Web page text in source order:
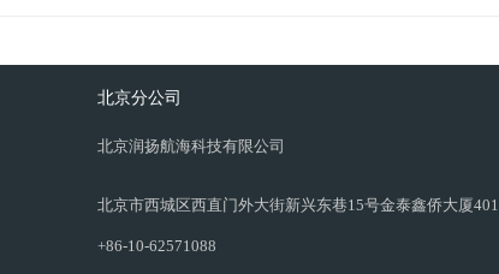
北京分公司
北京润扬航海科技有限公司
北京市西城区西直门外大街新兴东巷15号金泰鑫侨大厦401
+86-10-62571088